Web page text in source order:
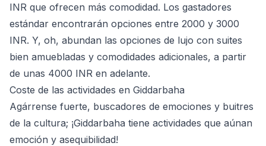
INR que ofrecen más comodidad. Los gastadores
estándar encontrarán opciones entre 2000 y 3000
INR. Y, oh, abundan las opciones de lujo con suites
bien amuebladas y comodidades adicionales, a partir
de unas 4000 INR en adelante.
Coste de las actividades en Giddarbaha
Agárrense fuerte, buscadores de emociones y buitres
de la cultura; ¡Giddarbaha tiene actividades que aúnan
emoción y asequibilidad!